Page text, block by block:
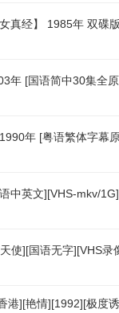
真经】 1985年 双碟
年 [国语简中30集全
年 [粤语繁体字幕
中英文][VHS-mkv/
使][国语无字][VHS
港][艳情][1992][极度